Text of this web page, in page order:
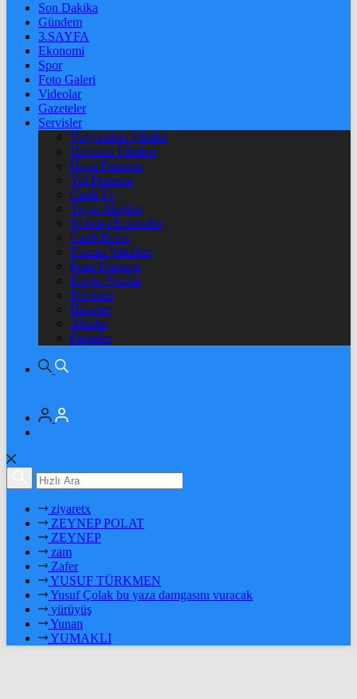
Son Dakika
Gündem
3.SAYFA
Ekonomi
Spor
Foto Galeri
Videolar
Gazeteler
Servisler
Vizyondaki Filmler
Haftanin Filmleri
Hava Durumu
Yol Durumu
Canlı Tv
Yayın Akışları
Nöbetçi Eczaneler
Canlı Borsa
Namaz Vakitleri
Puan Durumu
Kripto Paralar
Dövizler
Hisseler
Altınlar
Pariteler
ziyaretx
ZEYNEP POLAT
ZEYNEP
zam
Zafer
YUSUF TÜRKMEN
Yusuf Çolak bu yaza damgasını vuracak
yürüyüş
Yunan
YUMAKLI